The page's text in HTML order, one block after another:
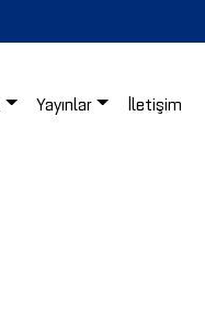
Yayınlar İletişim